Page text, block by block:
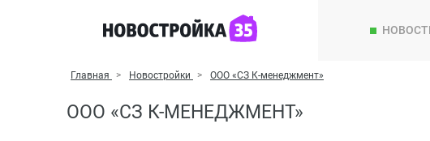
Главная Новостройки ООО «СЗ К-менеджмент»
ООО «СЗ К-МЕНЕДЖМЕНТ»